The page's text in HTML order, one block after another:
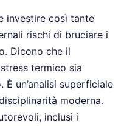
investire così tante
rischi di bruciare i
Dicono che il
termico sia
un’analisi superficiale
moderna.
inclusi i